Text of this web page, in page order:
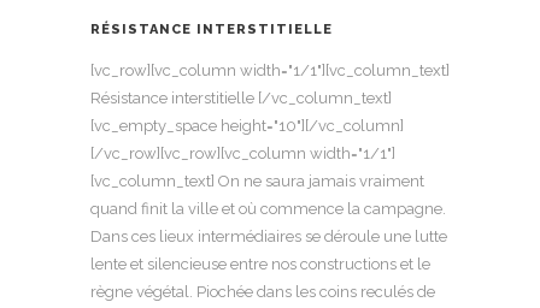
RÉSISTANCE INTERSTITIELLE
[vc_row][vc_column width="1/1"][vc_column_text]
Résistance interstitielle [/vc_column_text]
[vc_empty_space height="10"][/vc_column]
[/vc_row][vc_row][vc_column width="1/1"]
[vc_column_text] On ne saura jamais vraiment
quand finit la ville et où commence la campagne.
Dans ces lieux intermédiaires se déroule une lutte
lente et silencieuse entre nos constructions et le
règne végétal. Piochée dans les coins reculés de